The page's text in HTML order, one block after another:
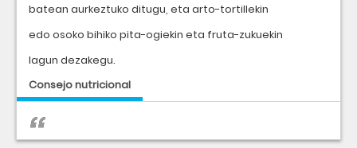
batean aurkeztuko ditugu, eta arto-tortillekin
edo osoko bihiko pita-ogiekin eta fruta-zukuekin
lagun dezakegu.
Consejo nutricional